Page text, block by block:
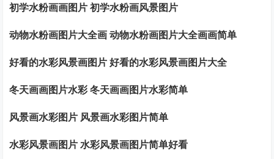
初学水粉画画图片 初学水粉画风景图片
动物水粉画图片大全画 动物水粉画图片大全画画简单
好看的水彩风景画图片 好看的水彩风景画图片大全
冬天画画图片水彩 冬天画画图片水彩简单
风景画水彩图片 风景画水彩图片简单
水彩风景画图片 水彩风景画图片简单好看